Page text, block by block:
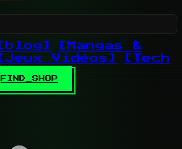
[blog]
[Mangas &
[Jeux Vidéos]
[Tech
FIND_SHOP